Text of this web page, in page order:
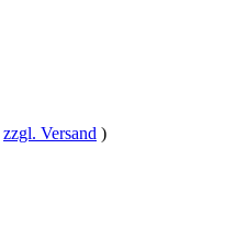
zzgl. Versand )